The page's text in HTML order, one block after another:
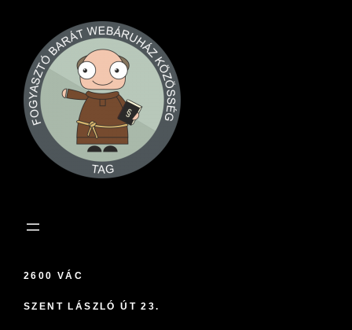
2600 VÁC
SZENT LÁSZLÓ ÚT 23.